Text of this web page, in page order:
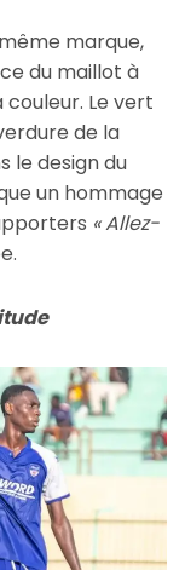
marque,
du maillot à
Le vert
de la
le design du
un hommage
« Allez-